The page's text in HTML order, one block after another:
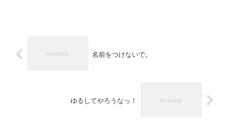
名前をつけないで。
ゆるしてやろうなっ！